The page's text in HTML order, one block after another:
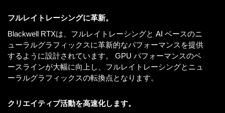
フルレイトレーシングに革新。
Blackwell RTXは、フルレイトレーシングと AI ベースのニ
ューラルグラフィックスに革新的なパフォーマンスを提供
するように設計されています。 GPU パフォーマンスのベ
ースラインが大幅に向上し、フルレイトレーシングとニュ
ーラルグラフィックスの転換点となります。
クリエイティブ活動を高速化します。